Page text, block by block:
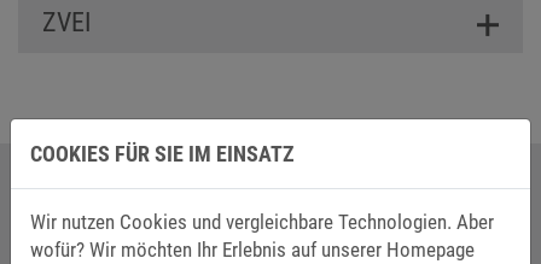
ZVEI
BESUCHEN SIE UNS AUF UNSEREN
SOCIAL-MEDIA KANÄLEN:
COOKIES FÜR SIE IM EINSATZ
Wir nutzen Cookies und vergleichbare Technologien. Aber
wofür? Wir möchten Ihr Erlebnis auf unserer Homepage